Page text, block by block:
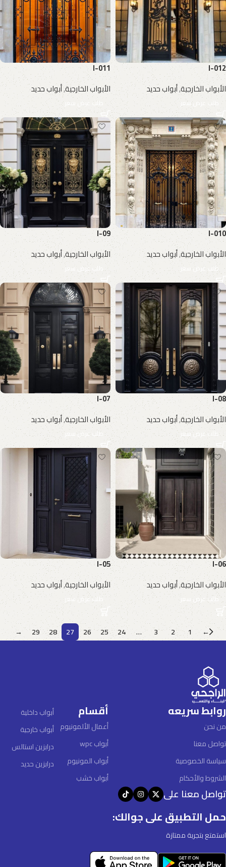
I-012
الأبواب الخارجية,أبواب حديد
طلب عرض سعر
I-011
الأبواب الخارجية,أبواب حديد
طلب عرض سعر
I-010
الأبواب الخارجية,أبواب حديد
طلب عرض سعر
I-09
الأبواب الخارجية,أبواب حديد
طلب عرض سعر
I-08
الأبواب الخارجية,أبواب حديد
طلب عرض سعر
I-07
الأبواب الخارجية,أبواب حديد
طلب عرض سعر
I-06
الأبواب الخارجية,أبواب حديد
طلب عرض سعر
I-05
الأبواب الخارجية,أبواب حديد
طلب عرض سعر
←
1
2
3
…
24
25
26
27
28
29
→
روابط سريعه
من نحن
تواصل معنا
سياسة الخصوصية
الشروط والأحكام
أقسام
أعمال الألمونيوم
أبواب wpc
أبواب المونيوم
أبواب خشب
أبواب داخلية
أبواب خارجية
درابزين استالس
درابزين حديد
تواصل معنا على
حمل التطبيق على جوالك:
استمتع بتجربة ممتازة